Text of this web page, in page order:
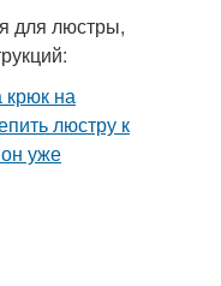
для люстры,